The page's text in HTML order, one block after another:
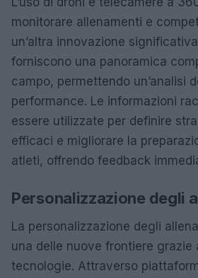
monitorare allenamenti e
un’altra innovazione
forniscono una panoramica
campo, permettendo un’analisi
performance. Le informazioni
essere utilizzate per definire
efficaci e migliorare la
atleti, offrendo feedback
Personalizzazione degli
La personalizzazione degli
una delle nuove frontiere grazie
tecnologie. Attraverso